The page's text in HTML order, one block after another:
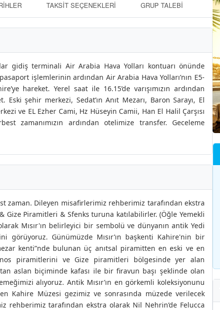
TAKSİT SEÇENEKLERİ GRUP TALEBİ
gidiş terminali Air Arabia Hava Yolları kontuarı önünde
işlemlerinin ardından Air Arabia Hava Yolları’nın E5-
hareket. Yerel saat ile 16.15’de varışımızın ardından
şehir merkezi, Sedat’ın Anıt Mezarı, Baron Sarayı, El
ve EL Ezher Cami, Hz Hüseyin Camii, Han El Halil Çarşısı
zamanımızın ardından otelimize transfer. Geceleme
zaman. Dileyen misafirlerimiz rehberimiz tarafından ekstra
Gize Piramitleri & Sfenks turuna katılabilirler. (Öğle Yemekli
Mısır'ın belirleyici bir sembolü ve dünyanın antik Yedi
görüyoruz. Günümüzde Mısır’ın başkenti Kahire'nin bir
kenti”nde bulunan üç anıtsal piramitten en eski ve en
piramitlerini ve Gize piramitleri bölgesinde yer alan
aslan biçiminde kafası ile bir firavun başı şeklinde olan
alıyoruz. Antik Mısır’ın en görkemli koleksiyonunu
Kahire Müzesi gezimiz ve sonrasında müzede verilecek
rehberimiz tarafından ekstra olarak Nil Nehrin’de Felucca